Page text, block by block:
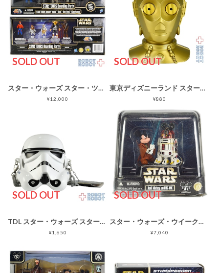
SOLD OUT
スター・ウォーズ スター・ツアーズ ボーディングパーティー 搭乗者セット
¥12,000
SOLD OUT
東京ディズニーランド スター・ウォーズ スター・ツアーズ C-3PO ドリンクカップ
¥880
SOLD OUT
TDL スター・ウォーズ スター・ツアーズ ストームトルーパー スーベニア ケース
¥1,650
SOLD OUT
スター・ウォーズ・ウイークエンド ジェダイ・ミッキー＆R2-MK スター・ツアーズ
¥7,040